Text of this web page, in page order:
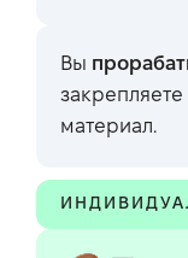
Вы
материал.